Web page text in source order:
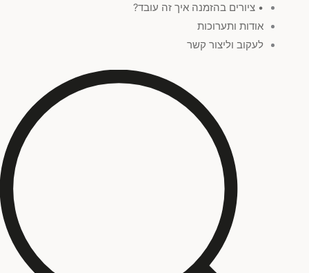
• ציורים בהזמנה איך זה עובד?
אודות ותערוכות
לעקוב וליצור קשר